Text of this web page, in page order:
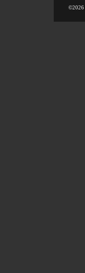
©2026